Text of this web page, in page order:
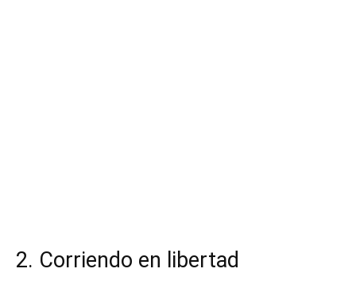
2. Corriendo en libertad